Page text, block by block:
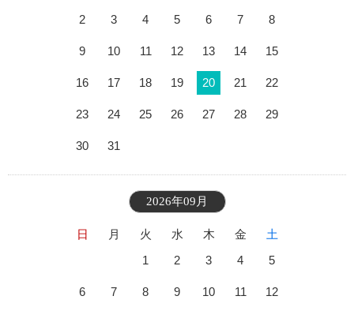
2 3 4 5 6 7 8
9 10 11 12 13 14 15
16 17 18 19 20 21 22
23 24 25 26 27 28 29
30 31
2026年09月
日 月 火 水 木 金
土
1
2 3 4 5
6 7 8 9 10 11 12